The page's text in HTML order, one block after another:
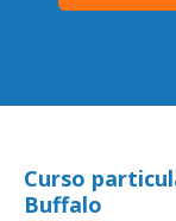
Curso
Buffalo